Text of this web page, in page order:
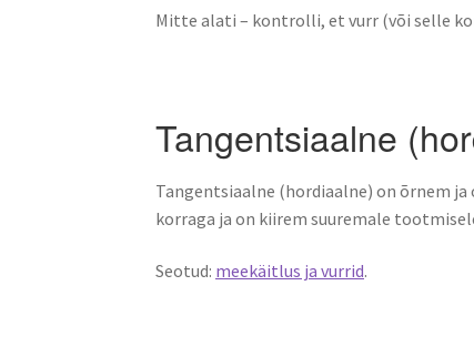
Mitte alati – kontrolli, et vurr (või selle
Tangentsiaalne
Tangentsiaalne (hordiaalne) on õrnem
korraga ja on kiirem suuremale
Seotud: meekäitlus ja vurrid.